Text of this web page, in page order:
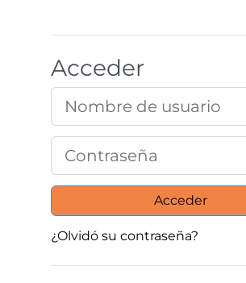
Acceder
Nombre de usuario
Contraseña
Acceder
¿Olvidó su contraseña?